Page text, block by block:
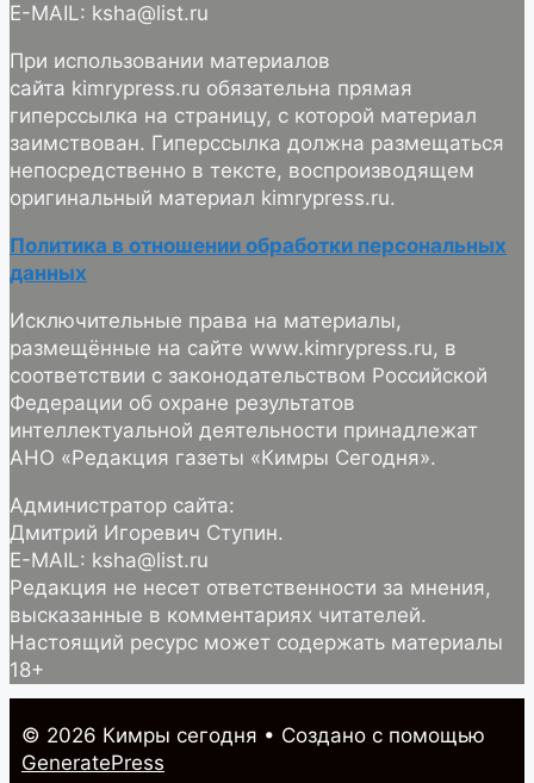
E-MAIL: ksha@list.ru
При использовании материалов
сайта kimrypress.ru обязательна прямая
гиперссылка на страницу, с которой материал
заимствован. Гиперссылка должна размещаться
непосредственно в тексте, воспроизводящем
оригинальный материал kimrypress.ru.
Политика в отношении обработки персональных
данных
Исключительные права на материалы,
размещённые на сайте www.kimrypress.ru, в
соответствии с законодательством Российской
Федерации об охране результатов
интеллектуальной деятельности принадлежат
АНО «Редакция газеты «Кимры Сегодня».
Администратор сайта:
Дмитрий Игоревич Ступин.
E-MAIL: ksha@list.ru
Редакция не несет ответственности за мнения,
высказанные в комментариях читателей.
Настоящий ресурс может содержать материалы
18+
© 2026 Кимры cегодня • Создано с помощью
GeneratePress